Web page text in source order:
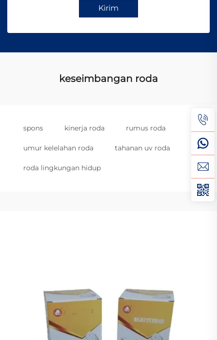
Kirim
keseimbangan roda
spons kinerja roda rumus roda
umur kelelahan roda tahanan uv roda
roda lingkungan hidup